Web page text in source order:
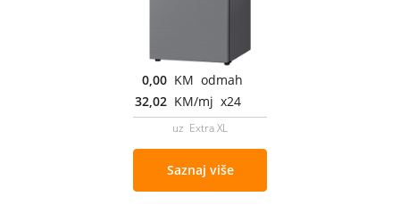
0,00 KM odmah
32,02 KM/mj x24
uz Extra XL
Saznaj više